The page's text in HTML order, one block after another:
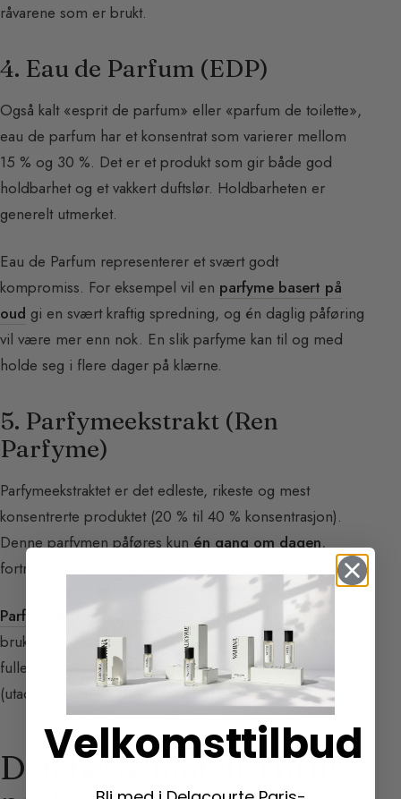
råvarene som er brukt.
4. Eau de Parfum (EDP)
Også kalt «esprit de parfum» eller «parfum de toilette»,
eau de parfum har et konsentrat som varierer mellom
15 % og 30 %. Det er et produkt som gir både god
holdbarhet og et vakkert duftslør. Holdbarheten er
generelt utmerket.
Eau de Parfum representerer et svært godt
kompromiss. For eksempel vil en parfyme basert på
oud gi en svært kraftig spredning, og én daglig påføring
vil være mer enn nok. En slik parfyme kan til og med
holde seg i flere dager på klærne.
5. Parfymeekstrakt (Ren
Parfyme)
Parfymeekstraktet er det edleste, rikeste og mest
konsentrerte produktet (20 % til 40 % konsentrasjon).
Denne parfymen påføres kun én gang om dagen,
fortrinnsvis om morgenen, på hudens pulspunkter.
Parfymeekstraktet
er spesielt intimt. Det anbefales å
bruke eau de toilette eller eau de parfum i tillegg for å
fullende duftsløret. Ekstraktet (intimt) og eau de parfum
(utadvendt) utfyller hverandre perfekt.
Den beste måten å bruke
Velkomsttilbud